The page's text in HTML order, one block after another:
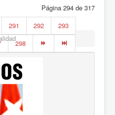
Página 294 de 317
291 292
293
298